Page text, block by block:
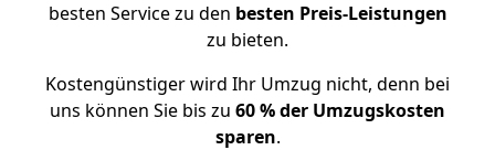
besten Service zu den besten Preis-Leistungen
zu bieten.
Kostengünstiger wird Ihr Umzug nicht, denn bei
uns können Sie bis zu 60 % der Umzugskosten
sparen.